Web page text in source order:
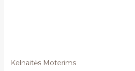
Kelnaitės Moterims